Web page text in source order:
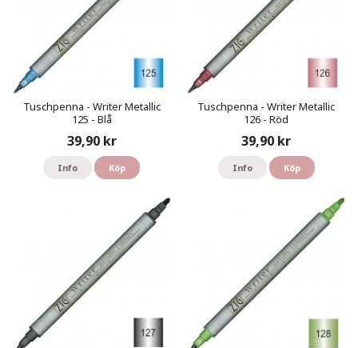
Tuschpenna - Writer Metallic
125 - Blå
39,90 kr
Info Köp
Tuschpenna - Writer Metallic
126 - Röd
39,90 kr
Info Köp